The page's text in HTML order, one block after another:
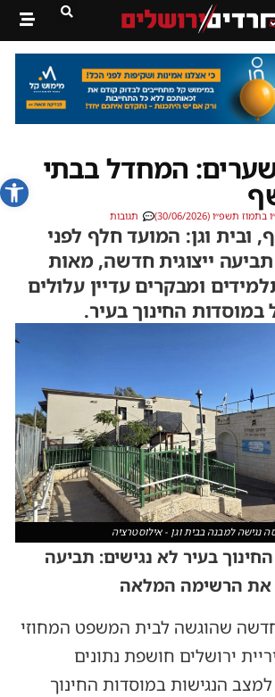
פתח המחדל בבתי
בתמוז תשפ״ו (30/06/2026) תגובות
ובית וגן: המועד חלף לפני
ייצוגית חדשה, מאות
ומבקרים עדיין עלולים
החינוך בעיר.
נגישה למבנה בבית וגן - אילוסטרציה
החינוך בעיר לא נגישים: תביעה
את הרשימה המלאה
חדשה שהוגשה לבית המשפט המחוזי
ירושלים חושפת נתונים
הנגישות במוסדות החינוך